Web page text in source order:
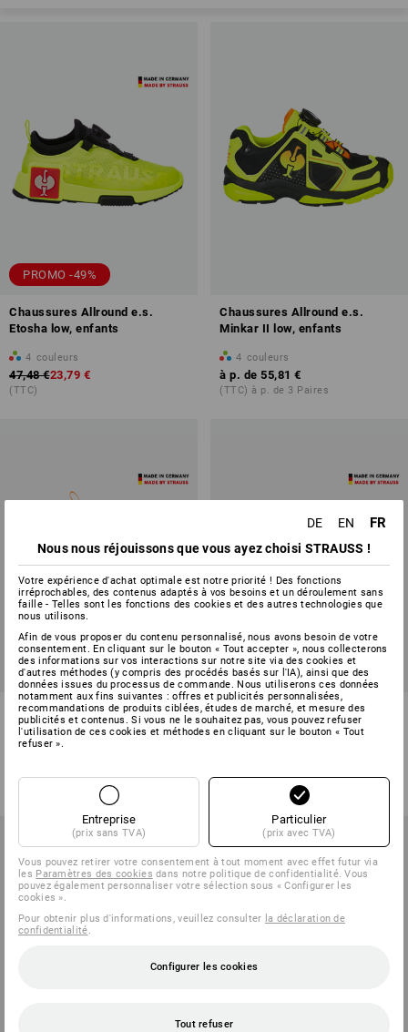
PROMO -49%
Chaussures Allround e.s.
Etosha low, enfants
4 couleurs
47,48 €23,79 €
(TTC)
Chaussures Allround e.s.
Minkar II low, enfants
4 couleurs
à p. de 55,81 €
(TTC) à p. de 3 Paires
PROMO -47%
Chaussures Allround e.s.
Shreveport low, enfants
PROMO -49%
Chaussures Allround e.s.
Toowoomba low, enfants
DE EN FR
Nous nous réjouissons que vous ayez choisi STRAUSS !
Votre expérience d'achat optimale est notre priorité ! Des fonctions
irréprochables, des contenus adaptés à vos besoins et un déroulement sans
faille - Telles sont les fonctions des cookies et des autres technologies que
nous utilisons.
Afin de vous proposer du contenu personnalisé, nous avons besoin de votre
consentement. En cliquant sur le bouton « Tout accepter », nous collecterons
des informations sur vos interactions sur notre site via des cookies et
d'autres méthodes (y compris des procédés basés sur l'IA), ainsi que des
données issues du processus de commande. Nous utiliserons ces données
notamment aux fins suivantes : offres et publicités personnalisées,
recommandations de produits ciblées, études de marché, et mesure des
publicités et contenus. Si vous ne le souhaitez pas, vous pouvez refuser
l'utilisation de ces cookies et méthodes en cliquant sur le bouton « Tout
refuser ».
Entreprise
(prix sans TVA)
Particulier
(prix avec TVA)
Vous pouvez retirer votre consentement à tout moment avec effet futur via
les Paramètres des cookies dans notre politique de confidentialité. Vous
pouvez également personnaliser votre sélection sous « Configurer les
cookies ».
Pour obtenir plus d'informations, veuillez consulter la déclaration de
confidentialité.
Configurer les cookies
Tout refuser